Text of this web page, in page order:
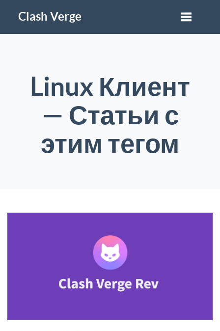
Clash Verge
Linux Клиент
— Статьи с
этим тегом